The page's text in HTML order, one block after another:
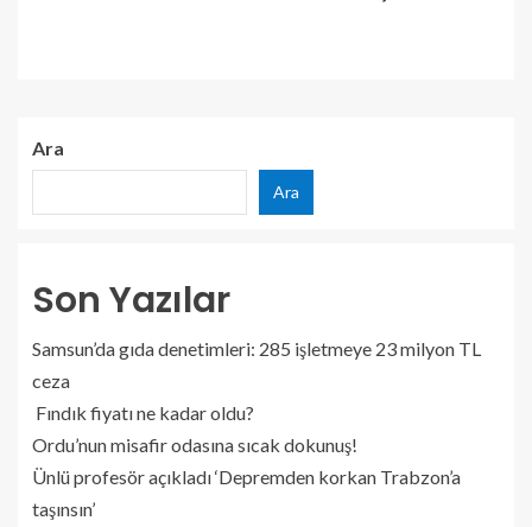
Ara
Ara
Son Yazılar
Samsun’da gıda denetimleri: 285 işletmeye 23 milyon TL
ceza
Fındık fiyatı ne kadar oldu?
Ordu’nun misafir odasına sıcak dokunuş!
Ünlü profesör açıkladı ‘Depremden korkan Trabzon’a
taşınsın’